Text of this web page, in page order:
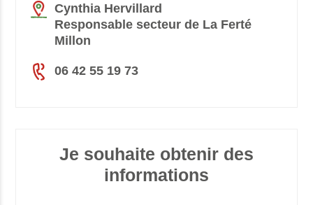
Cynthia Hervillard
Responsable secteur de La Ferté
Millon
06 42 55 19 73
Je souhaite obtenir des
informations